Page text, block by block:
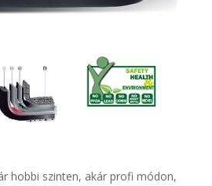
hobbi szinten, akár profi módon,